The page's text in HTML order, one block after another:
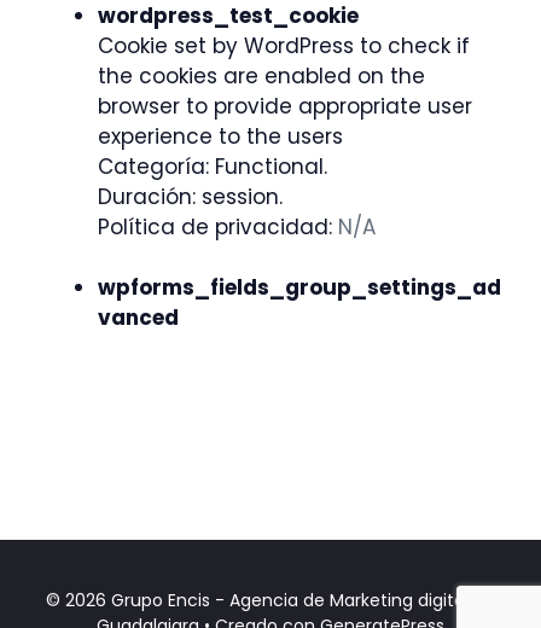
wordpress_test_cookie
Cookie set by WordPress to check if
the cookies are enabled on the
browser to provide appropriate user
experience to the users
Categoría: Functional.
Duración: session.
Política de privacidad: N/A
wpforms_fields_group_settings_ad
vanced
© 2026 Grupo Encis - Agencia de Marketing digital en